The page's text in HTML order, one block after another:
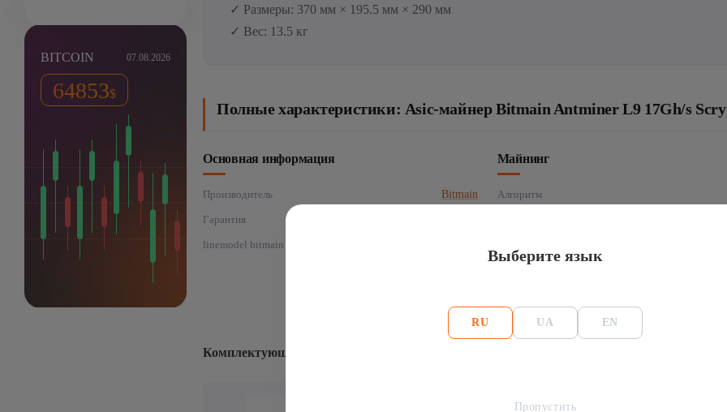
BITCOIN 07.08.2026
64853$
✓ Размеры: 370 мм × 195.5 мм × 290 мм
✓ Вес: 13.5 кг
Полные характеристики: Asic-майнер Bitmain Antminer L9 17Gh/s
Основная информация
Производитель Bitmain
Гарантия
linemodel bitmain
Майнинг
Алгоритм
Комплектующие к: Asic-майнер Bitmain Antminer L9 17Gh/s Scrypt
Выберите язык
RU UA EN
Пропустить